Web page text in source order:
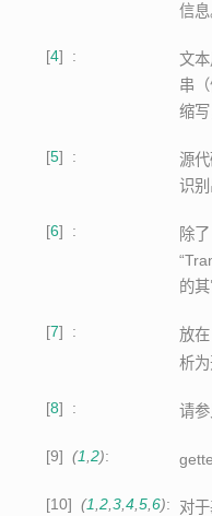
信息
4
文
串
缩写
5
源
识别
6
除
的其
7 放在
析为
8 请
9 (1 2)
10 (1 2, 3, 4, 5, 6) 对